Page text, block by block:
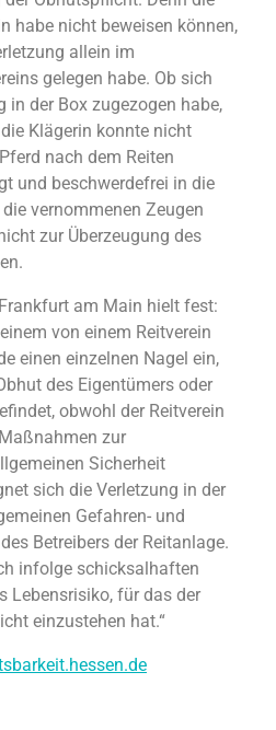
habe nicht beweisen können,
allein im
gelegen habe. Ob sich
in der Box zugezogen habe,
Klägerin konnte nicht
nach dem Reiten
und beschwerdefrei in die
vernommenen Zeugen
zur Überzeugung des
am Main hielt fest:
von einem Reitverein
einen einzelnen Nagel ein,
des Eigentümers oder
obwohl der Reitverein
zur
Sicherheit
sich die Verletzung in der
Gefahren- und
Betreibers der Reitanlage.
infolge schicksalhaften
Lebensrisiko, für das der
einzustehen hat.“